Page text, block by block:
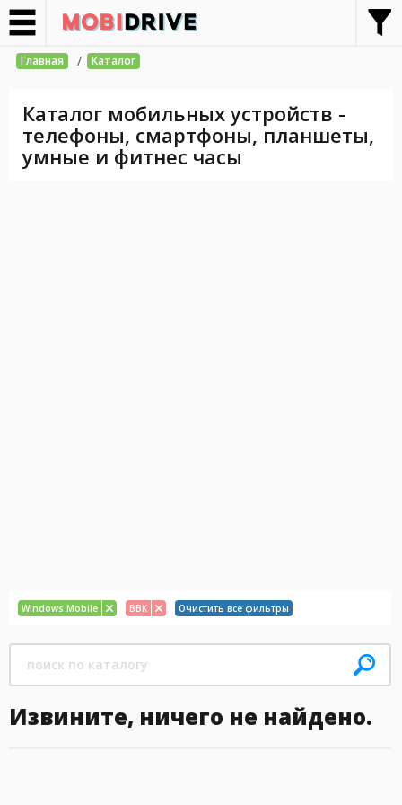
Главная / Каталог
Каталог мобильных устройств -
телефоны, смартфоны, планшеты,
умные и фитнес часы
Windows Mobile BBK Очистить все фильтры
Извините, ничего не найдено.